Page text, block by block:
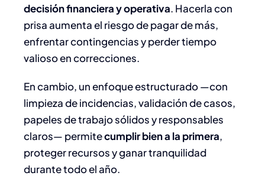
decisión financiera y operativa. Hacerla con
prisa aumenta el riesgo de pagar de más,
enfrentar contingencias y perder tiempo
valioso en correcciones.
En cambio, un enfoque estructurado —con
limpieza de incidencias, validación de casos,
papeles de trabajo sólidos y responsables
claros— permitecumplir bien a la primera,
proteger recursos y ganar tranquilidad
durante todo el año.